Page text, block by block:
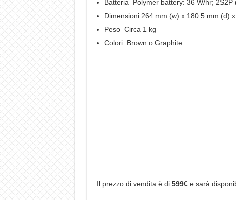
Batteria Polymer battery: 36 W/hr; 2S2P
Dimensioni 264 mm (w) x 180.5 mm (d)
Peso Circa 1 kg
Colori Brown o Graphite
Il prezzo di vendita è di 599€e sarà